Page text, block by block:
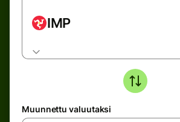
IMP
Muunnettu valuutaksi